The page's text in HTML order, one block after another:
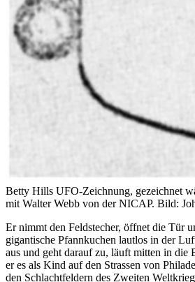
Betty Hills UFO-Zeichnung, gezeichnet
mit Walter Webb von der NICAP. Bild:
Er nimmt den Feldstecher, öffnet die Tür
gigantische Pfannkuchen lautlos in der
aus und geht darauf zu, läuft mitten in die
er es als Kind auf den Strassen von
den Schlachtfeldern des Zweiten